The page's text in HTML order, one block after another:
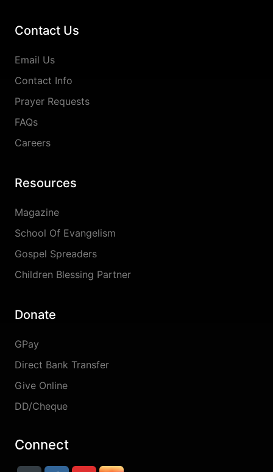
Contact Us
Email Us
Contact Info
Prayer Requests
FAQs
Careers
Resources
Magazine
School Of Evangelism
Gospel Spreaders
Children Blessing Partner
Donate
GPay
Direct Bank Transfer
Give Online
DD/Cheque
Connect